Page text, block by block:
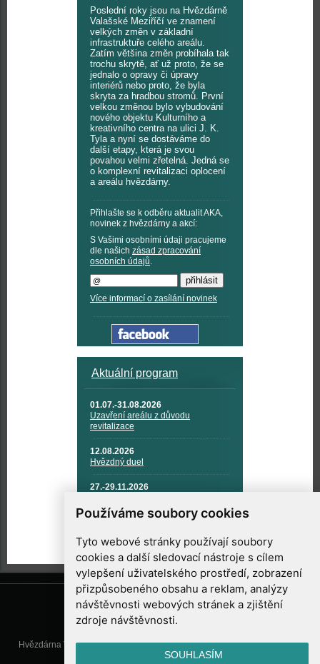
Používáme soubory cookies
Tyto webové stránky používají soubory
cookies a další sledovací nástroje s cílem
vylepšení uživatelského prostředí, zobrazení
přizpůsobeného obsahu a reklam, analýzy
návštěvnosti webových stránek a zjištění
zdroje návštěvnosti.
SOUHLASÍM
Poslední roky jsou na Hvězdárně
Valašské Meziříčí ve znamení
velkých změn v základní
infrastruktuře celého areálu.
Zatím většina změn probíhala tak
trochu skrytě, ať už proto, že se
jednalo o opravy či úpravy
interiérů nebo proto, že byla
skryta za hradbou stromů. První
velkou změnou bylo vybudování
nového objektu Kulturního a
kreativního centra na ulici J. K.
Tyla a nyní se dostáváme do
další etapy, která je svou
povahou velmi zřetelná. Jedná se
o komplexní revitalizaci oplocení
a areálu hvězdárny.
Přihlašte se k odběru aktualit AKA,
novinek z hvězdárny a akcí:
S Vašimi osobními údaji pracujeme
dle našich zásad zpracování
osobních údajů.
Více informací o zasílání novinek
Aktuální program
01.07.-31.08.2026
Uzavření areálu z důvodu
revitalizace
12.08.2026
Hvězdný duel
27.-29.11.2026
TECHNIKA A KOSMICKÉ
TECHNOLOGIE
Hvězdárna Valašské Meziříčí, příspěvková organizace, Vsetínská 78, 757
01 Valašské Meziříčí